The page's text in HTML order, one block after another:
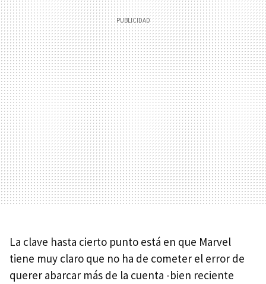
La clave hasta cierto punto está en que Marvel
tiene muy claro que no ha de cometer el error de
querer abarcar más de la cuenta -bien reciente